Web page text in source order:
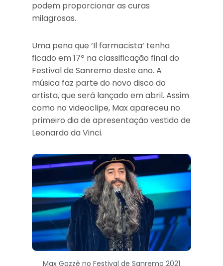
podem proporcionar as curas
milagrosas.
Uma pena que ‘Il farmacista’ tenha
ficado em 17º na classificação final do
Festival de Sanremo deste ano. A
música faz parte do novo disco do
artista, que será lançado em abril. Assim
como no videoclipe, Max apareceu no
primeiro dia de apresentação vestido de
Leonardo da Vinci.
Max Gazzè no Festival de Sanremo 2021